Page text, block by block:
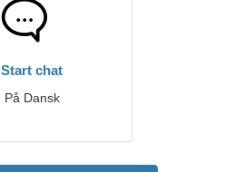
Start chat
På Dansk